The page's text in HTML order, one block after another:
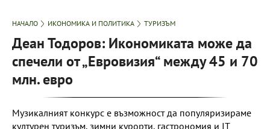
НАЧАЛО ИКОНОМИКА И ПОЛИТИКА ТУРИЗЪМ
Деан Тодоров: Икономиката може да
спечели от „Евровизия“ между 45 и 70
млн. евро
Музикалният конкурс е възможност да популяризираме
културен туризъм, зимни курорти, гастрономия и IT